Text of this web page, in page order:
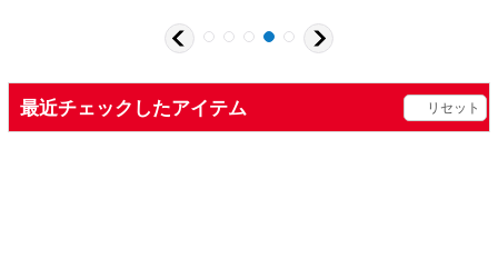
最近チェックしたアイテム リセット